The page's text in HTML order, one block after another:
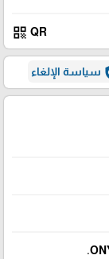
QR
qr_code
سياسة الإلغاء